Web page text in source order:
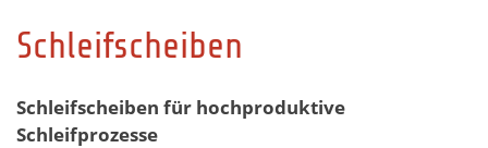
Schleifscheiben
Schleifscheiben für hochproduktive
Schleifprozesse